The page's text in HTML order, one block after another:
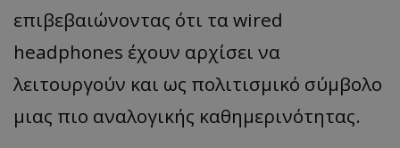
επιβεβαιώνοντας ότι τα wired
headphones έχουν αρχίσει να
λειτουργούν και ως πολιτισμικό σύμβολο
μιας πιο αναλογικής καθημερινότητας.